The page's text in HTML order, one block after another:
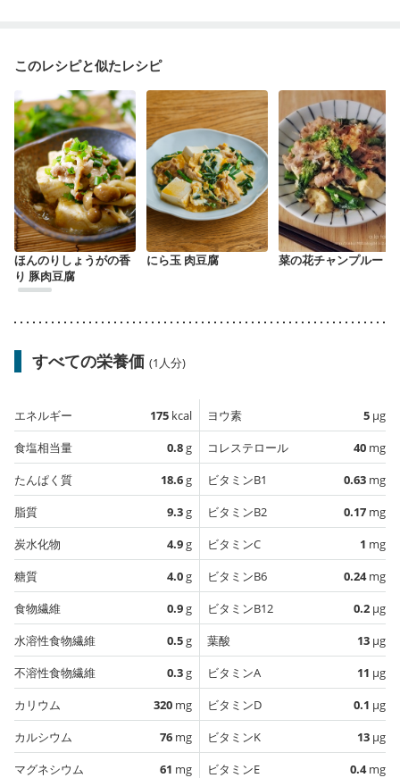
このレシピと似たレシピ
ほんのりしょうがの香
り 豚肉豆腐
にら玉 肉豆腐 菜の花チャンプルー
すべての栄養価 (1人分)
エネルギー 175 kcal
食塩相当量
0.8g
たんぱく質
18.6g
脂質
9.3g
炭水化物
4.9g
糖質
4.0g
食物繊維
0.9g
水溶性食物繊維
0.5g
不溶性食物繊維
0.3g
カリウム
320 mg
カルシウム
76 mg
マグネシウム
61 mg
ヨウ素 5 µg
コレステロール
40 mg
ビタミンB1
0.63 mg
ビタミンB2
0.17 mg
ビタミンC
1 mg
ビタミンB6
0.24mg
ビタミンB12
0.2 µg
葉酸
13 µg
ビタミンA
11 µg
ビタミンD
0.1 µg
ビタミンK
13 µg
ビタミンE
0.4mg